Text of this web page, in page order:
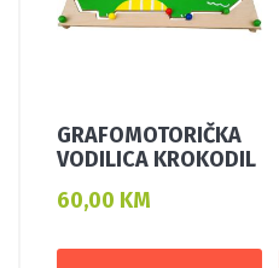
GRAFOMOTORIČKA
VODILICA KROKODIL
60,00 KM